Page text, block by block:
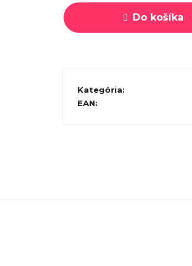
cena:
Do košíka
Kategória:
EAN: